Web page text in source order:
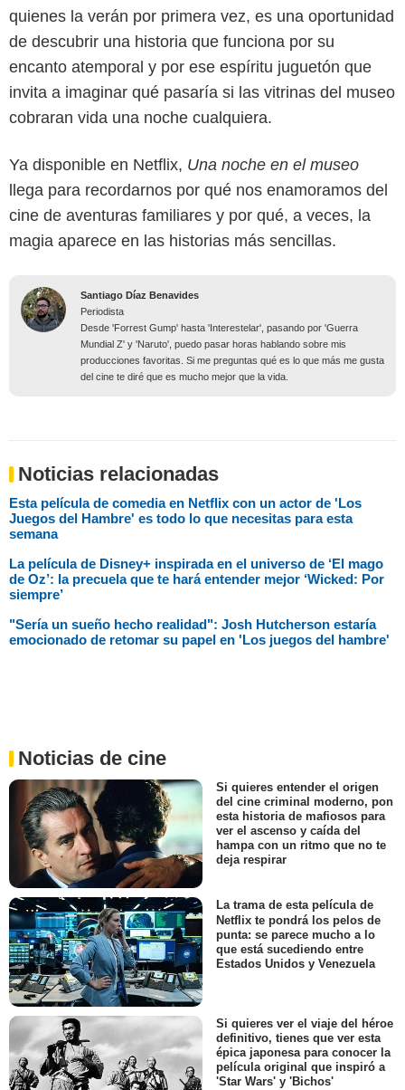
quienes la verán por primera vez, es una oportunidad
de descubrir una historia que funciona por su
encanto atemporal y por ese espíritu juguetón que
invita a imaginar qué pasaría si las vitrinas del museo
cobraran vida una noche cualquiera.
Ya disponible en Netflix, Una noche en el museo
llega para recordarnos por qué nos enamoramos del
cine de aventuras familiares y por qué, a veces, la
magia aparece en las historias más sencillas.
Santiago Díaz Benavides
Periodista
Desde 'Forrest Gump' hasta 'Interestelar', pasando por 'Guerra
Mundial Z' y 'Naruto', puedo pasar horas hablando sobre mis
producciones favoritas. Si me preguntas qué es lo que más me gusta
del cine te diré que es mucho mejor que la vida.
Noticias relacionadas
Esta película de comedia en Netflix con un actor de 'Los
Juegos del Hambre' es todo lo que necesitas para esta
semana
La película de Disney+ inspirada en el universo de ‘El mago
de Oz’: la precuela que te hará entender mejor ‘Wicked: Por
siempre’
"Sería un sueño hecho realidad": Josh Hutcherson estaría
emocionado de retomar su papel en 'Los juegos del hambre'
Noticias de cine
Si quieres entender el origen
del cine criminal moderno, pon
esta historia de mafiosos para
ver el ascenso y caída del
hampa con un ritmo que no te
deja respirar
La trama de esta película de
Netflix te pondrá los pelos de
punta: se parece mucho a lo
que está sucediendo entre
Estados Unidos y Venezuela
Si quieres ver el viaje del héroe
definitivo, tienes que ver esta
épica japonesa para conocer la
película original que inspiró a
'Star Wars' y 'Bichos'